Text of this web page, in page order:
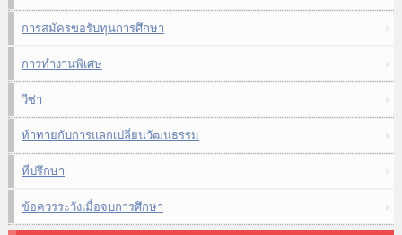
การสมัครขอรับทุนการศึกษา
การทำงานพิเศษ
วีซ่า
ท้าทายกับการแลกเปลี่ยนวัฒนธรรม
ที่ปรึกษา
ข้อควรระวังเมื่อจบการศึกษา